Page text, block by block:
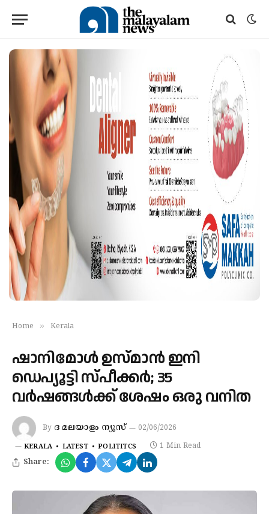
Home » Kerala
ഷാനിമോൾ ഉസ്മാൻ ഇനി
ഡെപ്യൂട്ടി സ്പീക്കർ; 35
വർഷങ്ങൾക്ക് ശേഷം ഒരു വനിത
By ദ മലയാളം ന്യൂസ് 02/06/2026
KERALA LATEST POLITITCS 1 Min Read
Share: